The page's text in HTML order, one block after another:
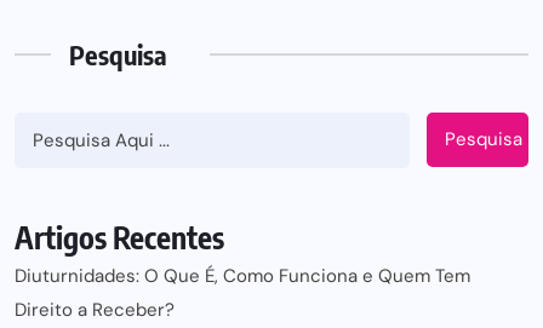
Pesquisa
Pesquisa
Artigos Recentes
Diuturnidades: O Que É, Como Funciona e Quem Tem
Direito a Receber?